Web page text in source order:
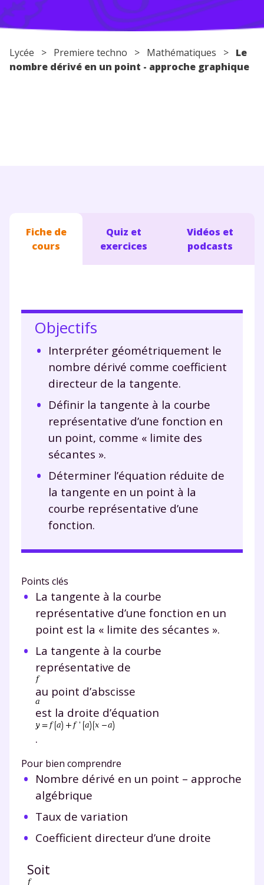
Conseils pour les parents
Lycée > Premiere techno > Mathématiques > Le
nombre dérivé en un point - approche graphique
Fiche de
cours
Quiz et
exercices
Vidéos et
podcasts
Objectifs
Interpréter géométriquement le
nombre dérivé comme coefficient
directeur de la tangente.
Définir la tangente à la courbe
représentative d’une fonction en
un point, comme « limite des
sécantes ».
Déterminer l’équation réduite de
la tangente en un point à la
courbe représentative d’une
fonction.
Points clés
La tangente à la courbe
représentative d’une fonction en un
point est la « limite des sécantes ».
La tangente à la courbe
représentative de
au point d’abscisse
est la droite d’équation
.
Pour bien comprendre
Nombre dérivé en un point – approche
algébrique
Taux de variation
Coefficient directeur d’une droite
Soit